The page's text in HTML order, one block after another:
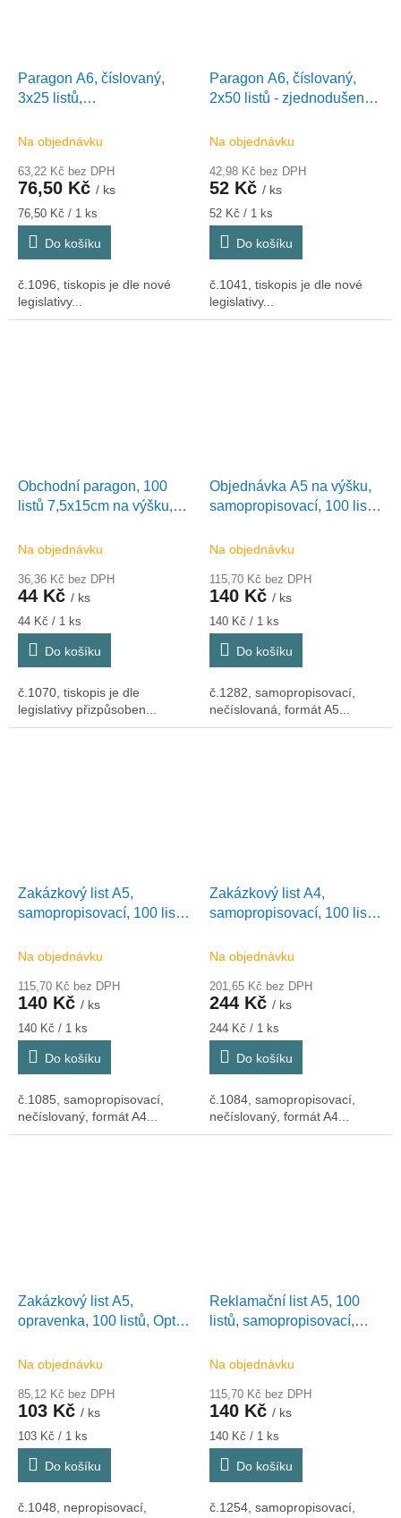
Paragon A6, číslovaný,
3x25 listů,
1096
Na objednávku
63,22 Kč bez DPH
76,50 Kč / ks
Měrná
cena:
76,50 Kč / 1 ks
Do košíku
č.1096, tiskopis je dle nové
legislativy...
Paragon A6, číslovaný,
2x50 listů - zjednodušený
Na objednávku
42,98 Kč bez DPH
52 Kč / ks
Měrná
cena:
52 Kč / 1 ks
Do košíku
č.1041, tiskopis je dle nové
legislativy...
Obchodní paragon, 100
listů 7,5x15cm na výšku,
Na objednávku
36,36 Kč bez DPH
44 Kč / ks
Měrná
cena:
44 Kč / 1 ks
Do košíku
č.1070, tiskopis je dle
legislativy přizpůsoben...
Objednávka A5 na výšku,
samopropisovací, 100 listů,
Na objednávku
115,70 Kč bez DPH
140 Kč / ks
Měrná
cena:
140 Kč / 1 ks
Do košíku
č.1282, samopropisovací,
nečíslovaná, formát A5...
Zakázkový list A5,
samopropisovací, 100 listů,
Na objednávku
115,70 Kč bez DPH
140 Kč / ks
Měrná
cena:
140 Kč / 1 ks
Do košíku
č.1085, samopropisovací,
nečíslovaný, formát A4...
Zakázkový list A4,
samopropisovací, 100 listů,
Na objednávku
201,65 Kč bez DPH
244 Kč / ks
Měrná
cena:
244 Kč / 1 ks
Do košíku
č.1084, samopropisovací,
nečíslovaný, formát A4...
Zakázkový list A5,
opravenka, 100 listů, Optys
Na objednávku
85,12 Kč bez DPH
103 Kč / ks
Měrná
cena:
103 Kč / 1 ks
Do košíku
č.1048, nepropisovací,
Reklamační list A5, 100
listů, samopropisovací,
Na objednávku
115,70 Kč bez DPH
140 Kč / ks
Měrná
cena:
140 Kč / 1 ks
Do košíku
č.1254, samopropisovací,